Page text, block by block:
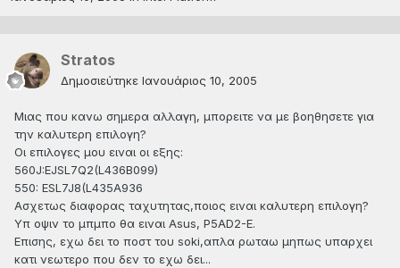
Stratos
Δημοσιεύτηκε Ιανουάριος 10, 2005
Μιας που κανω σημερα αλλαγη, μπορειτε να με βοηθησετε για
την καλυτερη επιλογη?
Οι επιλογες μου ειναι οι εξης:
560J:EJSL7Q2(L436B099)
550: ESL7J8(L435A936
Ασχετως διαφορας ταχυτητας,ποιος ειναι καλυτερη επιλογη?
Υπ οψιν το μπμπο θα ειναι Asus, P5AD2-E.
Επισης, εχω δει το ποστ του soki,απλα ρωταω μηπως υπαρχει
κατι νεωτερο που δεν το εχω δει...